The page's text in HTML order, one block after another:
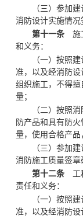
（三）参加
消防设计实施情况
第十一条 施
和义务：
（一）按照
准，以及经消防
组织施工，不得
量；
（二）按照
防产品和具有防
量，使用合格产品
（三）参加
消防施工质量签章
第十二条 工
责任和义务：
（一）按照
准，以及经消防